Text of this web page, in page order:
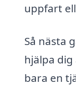
uppfart
Så nästa
hjälpa
bara en